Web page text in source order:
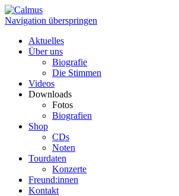
Navigation überspringen
Aktuelles
Über uns
Biografie
Die Stimmen
Videos
Downloads
Fotos
Biografien
Shop
CDs
Noten
Tourdaten
Konzerte
Freund:innen
Kontakt